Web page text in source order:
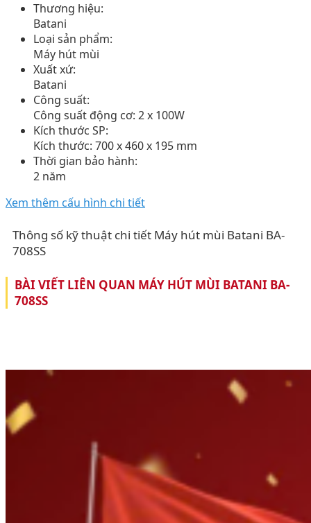
Thương hiệu:
Batani
Loại sản phẩm:
Máy hút mùi
Xuất xứ:
Batani
Công suất:
Công suất động cơ: 2 x 100W
Kích thước SP:
Kích thước: 700 x 460 x 195 mm
Thời gian bảo hành:
2 năm
Xem thêm cấu hình chi tiết
Thông số kỹ thuật chi tiết Máy hút mùi Batani BA-
708SS
BÀI VIẾT LIÊN QUAN MÁY HÚT MÙI BATANI BA-
708SS